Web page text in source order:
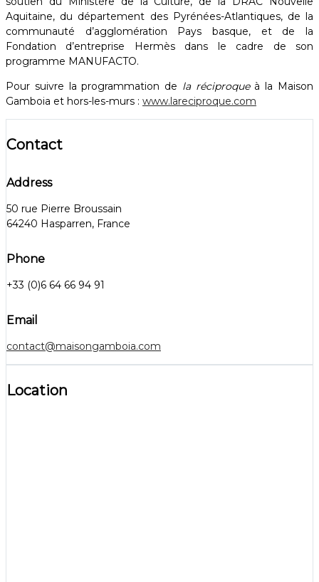
Aquitaine, du département des Pyrénées-Atlantiques, de la
communauté d’agglomération Pays basque, et de la
Fondation d’entreprise Hermès dans le cadre de son
programme MANUFACTO.
Pour suivre la programmation de la réciproqueà la Maison
Gamboia et hors-les-murs : www.lareciproque.com
Contact
Address
50 rue Pierre Broussain
64240 Hasparren, France
Phone
+33 (0)6 64 66 94 91
Email
contact@maisongamboia.com
Location